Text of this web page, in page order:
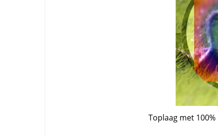
Toplaag met